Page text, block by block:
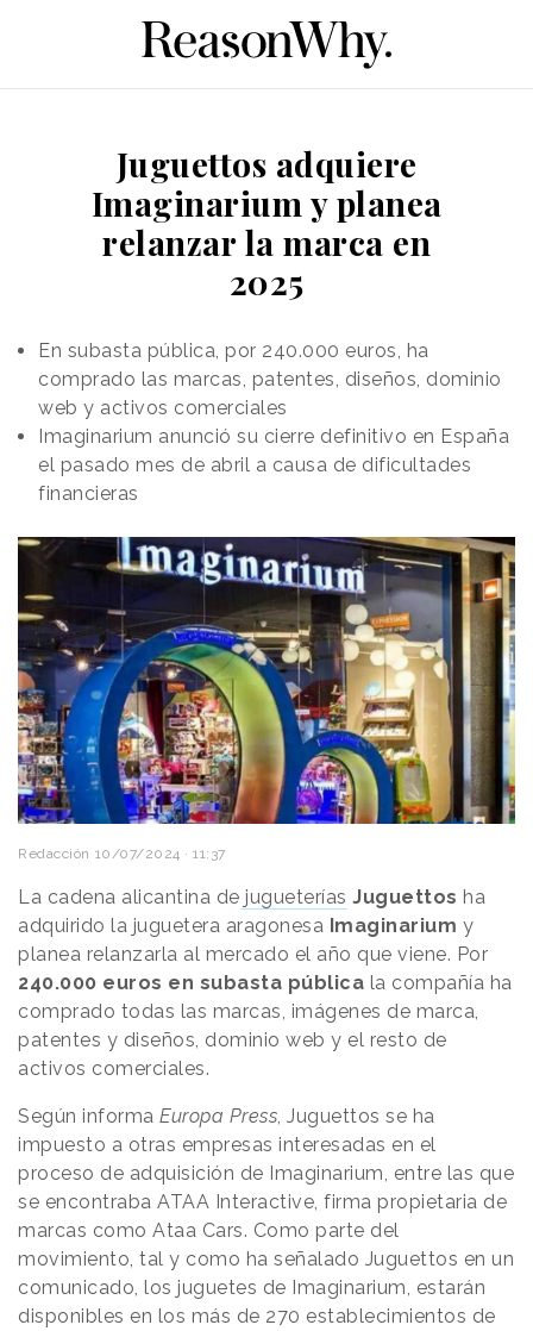
Juguettos adquiere
Imaginarium y planea
relanzar la marca en
2025
En subasta pública, por 240.000 euros, ha
comprado las marcas, patentes, diseños, dominio
web y activos comerciales
Imaginarium anunció su cierre definitivo en España
el pasado mes de abril a causa de dificultades
financieras
Redacción 10/07/2024 · 11:37
La cadena alicantina de jugueterías Juguettos ha
adquirido la juguetera aragonesa Imaginarium y
planea relanzarla al mercado el año que viene. Por
240.000 euros en subasta pública la compañía ha
comprado todas las marcas, imágenes de marca,
patentes y diseños, dominio web y el resto de
activos comerciales.
Según informa Europa Press , Juguettos se ha
impuesto a otras empresas interesadas en el
proceso de adquisición de Imaginarium, entre las que
se encontraba ATAA Interactive, firma propietaria de
marcas como Ataa Cars. Como parte del
movimiento, tal y como ha señalado Juguettos en un
comunicado, los juguetes de Imaginarium, estarán
disponibles en los más de 270 establecimientos de